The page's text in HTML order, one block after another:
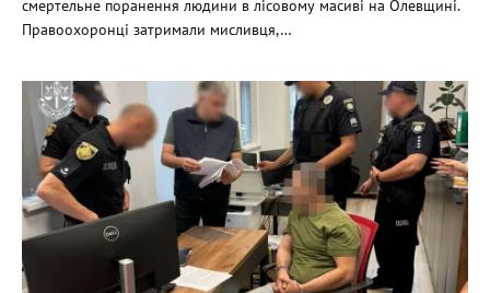
смертельне поранення людини в лісовому масиві на Олевщині.
Правоохоронці затримали мисливця,…